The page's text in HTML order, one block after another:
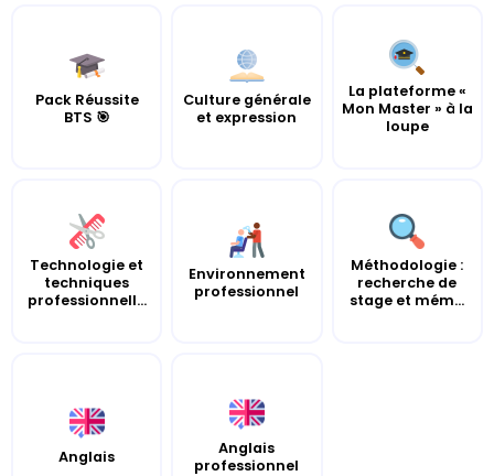
Pack Réussite
BTS 🎯
Culture générale
et expression
La plateforme «
Mon Master » à la
loupe
Technologie et
techniques
professionnell...
Environnement
professionnel
Méthodologie :
recherche de
stage et mém...
Anglais
Anglais
professionnel